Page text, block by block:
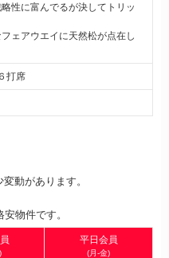
性に富んでるが決してトリッ
ェアウエイに天然松が点在し
打席
動があります。
物件です。
平日会員
(月-金)